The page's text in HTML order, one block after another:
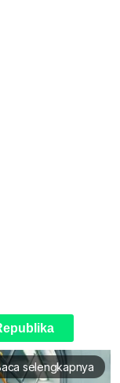
selengkapnya